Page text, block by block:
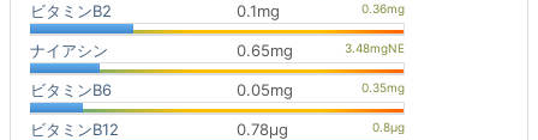
ビタミンB2 0.1mg
ナイアシン 0.65mg
ビタミンB6 0.05mg
ビタミンB12 0.78μg